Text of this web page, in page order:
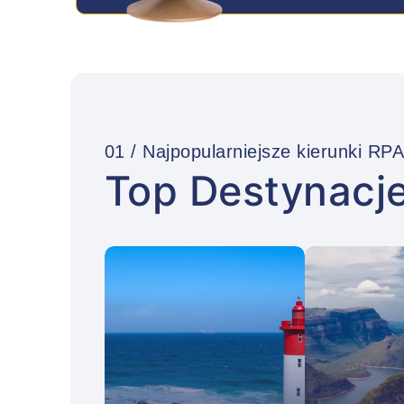
01 / Najpopularniejsze kierunki RPA
Top